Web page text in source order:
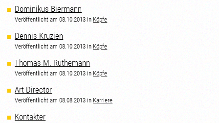
Dominikus Biermann
Veröffentlicht am 08.10.2013 in Köpfe
Dennis Kruzien
Veröffentlicht am 08.10.2013 in Köpfe
Thomas M. Ruthemann
Veröffentlicht am 08.10.2013 in Köpfe
Art Director
Veröffentlicht am 08.08.2013 in Karriere
Kontakter